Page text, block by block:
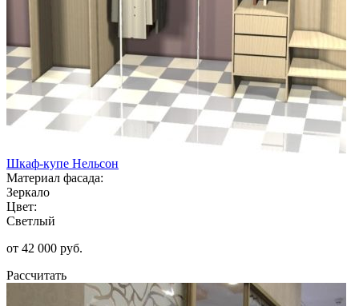
Шкаф-купе Нельсон
Материал фасада:
Зеркало
Цвет:
Светлый
от 42 000 руб.
Рассчитать